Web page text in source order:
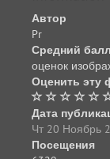
Автор
Pr
Средний балл
оценок
Оценить эту
Дата
Чт 20 Ноябрь
Посещения